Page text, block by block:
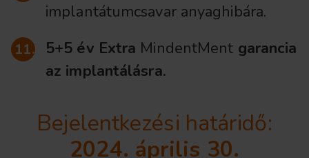
implantátumcsavar anyaghibára.
5+5 év Extra MindentMent garancia
az implantálásra.
Bejelentkezési határidő:
2024. április 30.